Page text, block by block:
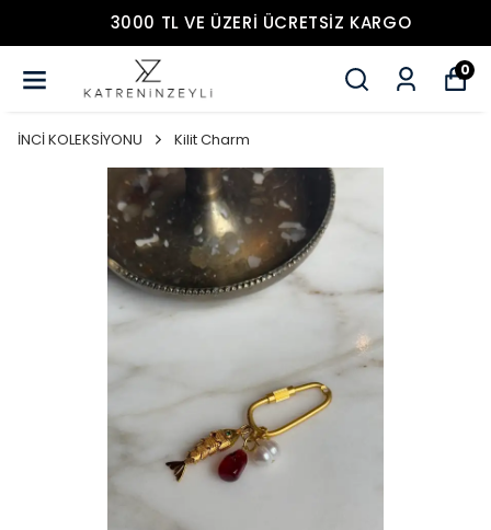
3000 TL VE ÜZERİ ÜCRETSİZ KARGO
0
İNCİ KOLEKSİYONU Kilit Charm